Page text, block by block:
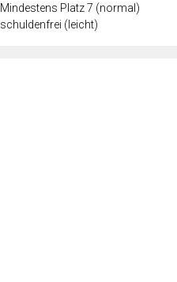
Mindestens Platz 7 (normal)
schuldenfrei (leicht)